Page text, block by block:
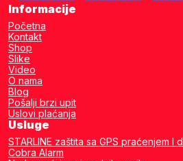
Informacije
Početna
Kontakt
Shop
Slike
Video
O nama
Blog
Pošalji brzi upit
Uslovi plaćanja
Usluge
STARLINE zaštita sa GPS praćenjem I
Cobra Alarm